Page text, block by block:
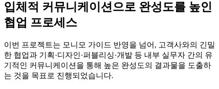
입체적 커뮤니케이션으로 완성도를 높인
협업 프로세스
이번 프로젝트는 모니모 가이드 반영을 넘어, 고객사와의 긴밀
한 협업과 기획·디자인·퍼블리싱·개발 등 내부 실무자 간의 유
기적인 커뮤니케이션을 통해 높은 완성도의 결과물을 도출하
는 것을 목표로 진행되었습니다.